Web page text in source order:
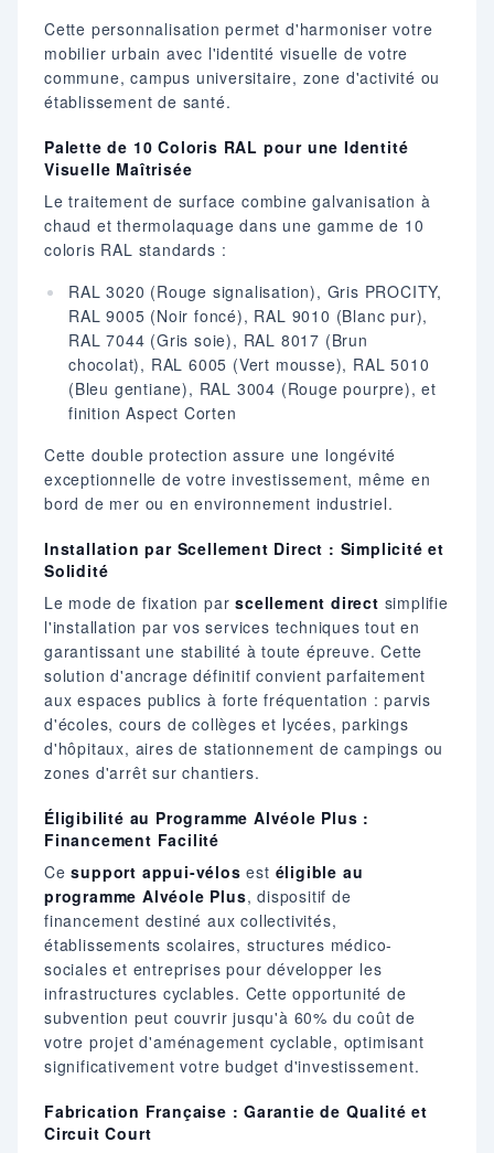
Cette personnalisation permet d'harmoniser votre
mobilier urbain avec l'identité visuelle de votre
commune, campus universitaire, zone d'activité ou
établissement de santé.
Palette de 10 Coloris RAL pour une Identité
Visuelle Maîtrisée
Le traitement de surface combine galvanisation à
chaud et thermolaquage dans une gamme de 10
coloris RAL standards :
RAL 3020 (Rouge signalisation), Gris PROCITY,
RAL 9005 (Noir foncé), RAL 9010 (Blanc pur),
RAL 7044 (Gris soie), RAL 8017 (Brun
chocolat), RAL 6005 (Vert mousse), RAL 5010
(Bleu gentiane), RAL 3004 (Rouge pourpre), et
finition Aspect Corten
Cette double protection assure une longévité
exceptionnelle de votre investissement, même en
bord de mer ou en environnement industriel.
Installation par Scellement Direct : Simplicité et
Solidité
Le mode de fixation parscellement direct simplifie
l'installation par vos services techniques tout en
garantissant une stabilité à toute épreuve. Cette
solution d'ancrage définitif convient parfaitement
aux espaces publics à forte fréquentation : parvis
d'écoles, cours de collèges et lycées, parkings
d'hôpitaux, aires de stationnement de campings ou
zones d'arrêt sur chantiers.
Éligibilité au Programme Alvéole Plus :
Financement Facilité
Cesupport appui-vélos est éligible au
programme Alvéole Plus, dispositif de
financement destiné aux collectivités,
établissements scolaires, structures médico-
sociales et entreprises pour développer les
infrastructures cyclables. Cette opportunité de
subvention peut couvrir jusqu'à 60% du coût de
votre projet d'aménagement cyclable, optimisant
significativement votre budget d'investissement.
Fabrication Française : Garantie de Qualité et
Circuit Court